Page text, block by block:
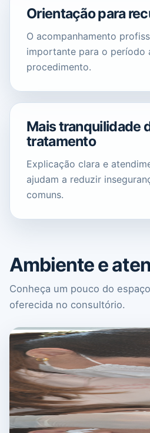
Orientação para
O acompanhamento
importante para o período
procedimento.
Mais tranquilidade
tratamento
Explicação clara e
ajudam a reduzir
comuns.
Ambiente e
Conheça um pouco do
oferecida no consultório.